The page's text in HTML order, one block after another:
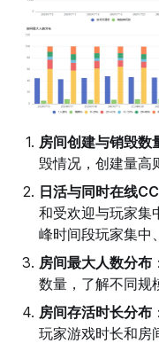
房间创建与销毁数
毁情况，创建量高
日活与同时在线
和受欢迎与玩家集
峰时间段玩家集中
房间最大人数分布
数量，了解不同规
房间存活时长分布
玩家游戏时长和房